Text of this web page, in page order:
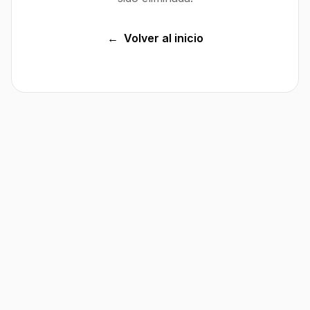
← Volver al inicio